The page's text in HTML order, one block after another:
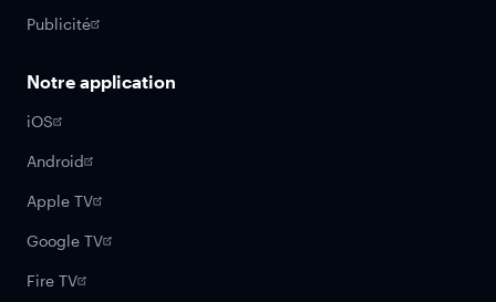
Publicité
Notre application
iOS
Android
Apple TV
Google TV
Fire TV